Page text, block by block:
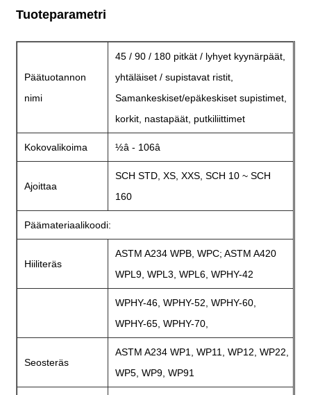
Tuoteparametri
Päätuotannon
nimi
45 / 90 / 180 pitkät / lyhyet kyynärpäät,
yhtäläiset / supistavat ristit,
Samankeskiset/epäkeskiset supistimet,
korkit, nastapäät, putkiliittimet
Kokovalikoima ½â - 106â
Ajoittaa
SCH STD, XS, XXS, SCH 10 ~ SCH
160
Päämateriaalikoodi:
Hiiliteräs
ASTM A234 WPB, WPC; ASTM A420
WPL9, WPL3, WPL6, WPHY-42
WPHY-46, WPHY-52, WPHY-60,
WPHY-65, WPHY-70,
Seosteräs
ASTM A234 WP1, WP11, WP12, WP22,
WP5, WP9, WP91